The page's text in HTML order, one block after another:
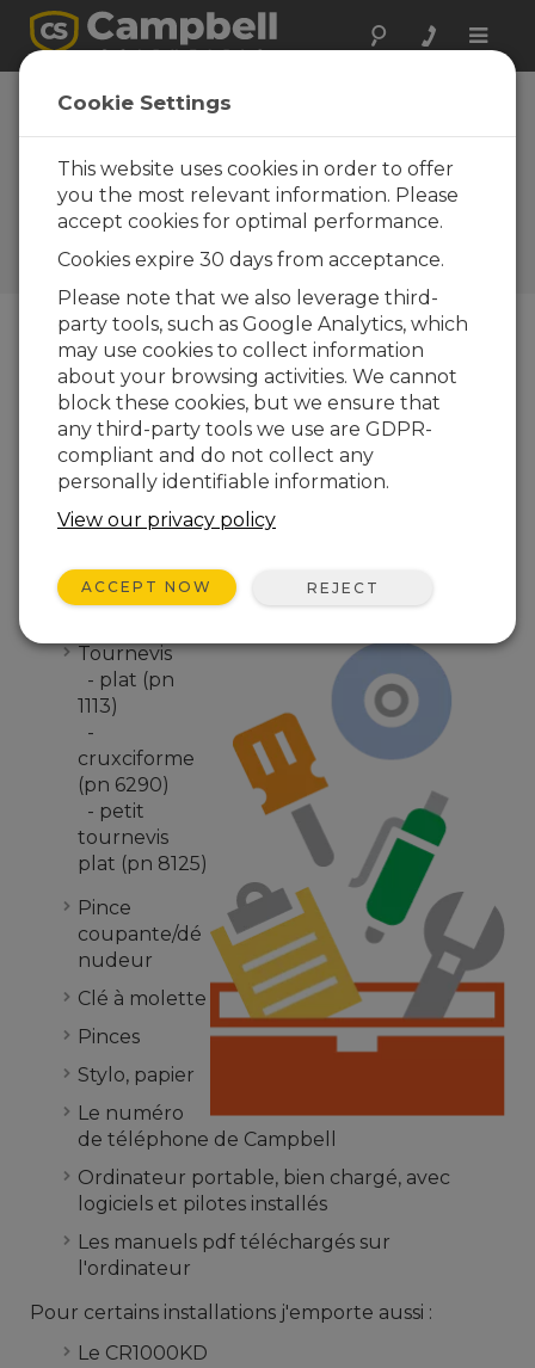
Toggle
Trucs et astuces :
Que doit contenir
votre boîte à outils
Campbell Update, 4ième
trimestre 2013
Campbell Update, 4ième trimestre 2013
Une des choses que j'aime dans mon métier,
d’effectuer des installations sur le terrain
faut-il avoir tous les outils avec soi, ma devise est
''Soyez prêt .
presque) tout.
ma boîte à outils:
Tournevis
- plat (pn
1113)
-
cruxciforme
(pn 6290)
- petit
tournevis
plat (pn 8125)
Pince
coupante/dé
nudeur
Clé à molette
Pinces
Stylo, papier
Le numéro
de téléphone de Campbell
Ordinateur portable, bien chargé, avec
logiciels et pilotes installés
Les manuels pdf téléchargés sur
l'ordinateur
Pour certains installations j'emporte aussi :
Le CR1000KD
Cookie Settings
This website uses cookies in order to offer
you the most relevant information. Please
accept cookies for optimal performance.
Cookies expire 30 days from acceptance.
Please note that we also leverage third-
party tools, such as Google Analytics, which
may use cookies to collect information
about your browsing activities. We cannot
block these cookies, but we ensure that
any third-party tools we use are GDPR-
compliant and do not collect any
personally identifiable information.
View our privacy policy
ACCEPT NOW REJECT